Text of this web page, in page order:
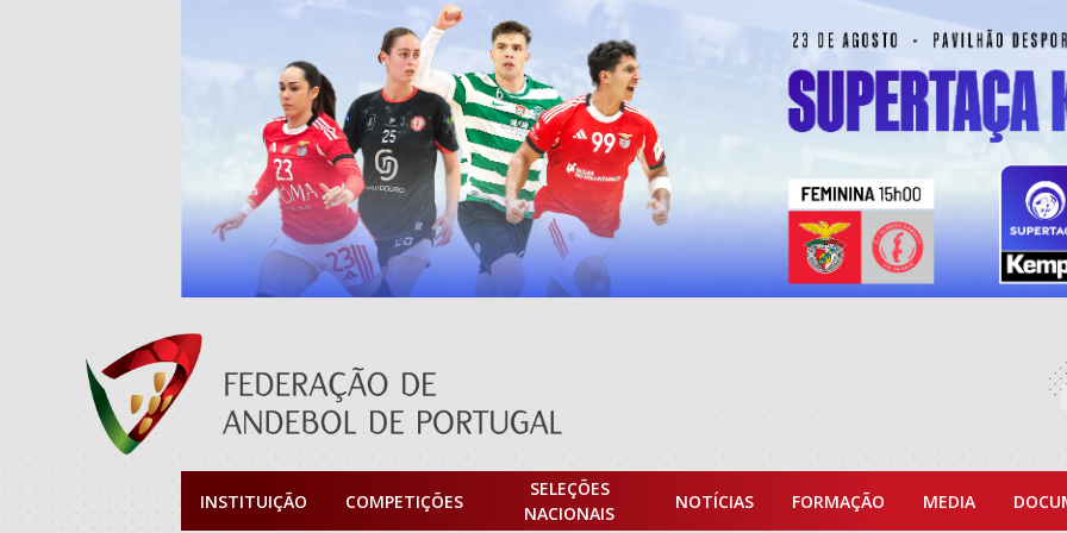
INSTITUIÇÃO COMPETIÇÕES
SELEÇÕES
NACIONAIS
NOTÍCIAS FORMAÇÃO MEDIA